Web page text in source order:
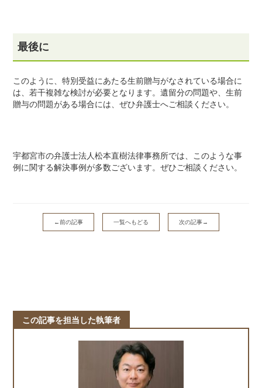
最後に
このように、特別受益にあたる生前贈与がなされている場合に
は、若干複雑な検討が必要となります。遺留分の問題や、生前
贈与の問題がある場合には、ぜひ弁護士へご相談ください。
宇都宮市の弁護士法人松本直樹法律事務所では、このような事
例に関する解決事例が多数ございます。ぜひご相談ください。
←前の記事 一覧へもどる 次の記事→
この記事を担当した執筆者